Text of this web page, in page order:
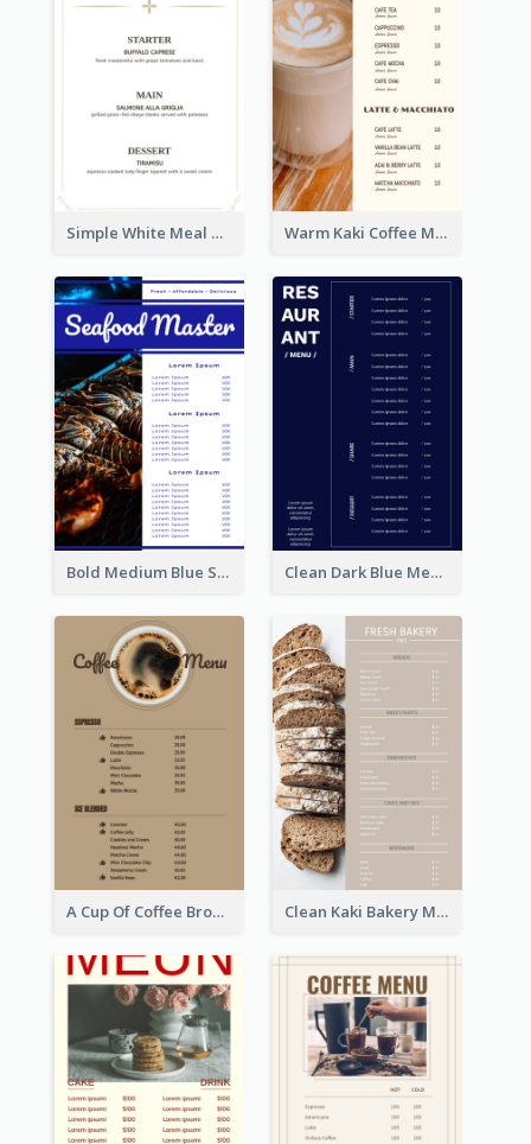
Simple White Meal Menu Design Warm Kaki Coffee Menu Design Template
Bold Medium Blue Seafood Menu Design Clean Dark Blue Menu Design Inspiration
A Cup Of Coffee Brown Menu Design Template Clean Kaki Bakery Menu Design Ideas